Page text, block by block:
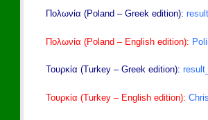
Πολωνία (Poland – Greek edition):
Πολωνία (Poland – English edition):
Τουρκία (Turkey – Greek edition):
Τουρκία (Turkey – English edition):